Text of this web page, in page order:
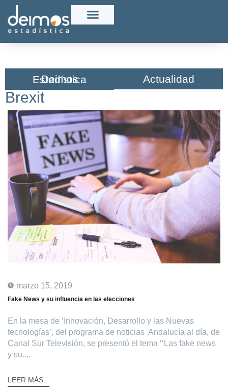
Deimos Estadística​ Actualidad
Brexit
marzo 15, 2019
Fake News y su influencia en las elecciones
En la mesa de ‘Innovación, Desarrollo y las Nuevas
tecnologías’, del programa de noticias Andalucía al día, de
Canal Sur Televisión, se presentó el tema ‘‘Las fake news
y su....
LEER MÁS...